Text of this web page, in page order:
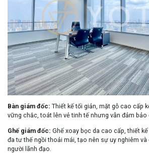
Bàn giám đốc: Thiết kế tối giản, mặt gỗ cao cấp
vững chắc, toát lên vẻ tinh tế nhưng vẫn đảm
Ghế giám đốc: Ghế xoay bọc da cao cấp, thiết
đa tư thế ngồi thoải mái, tạo nên sự uy nghiêm
người lãnh đạo.